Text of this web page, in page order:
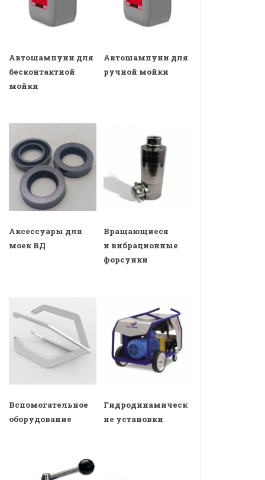
Автошампуни для
бесконтактной
мойки
Автошампуни для
ручной мойки
Аксессуары для
моек ВД
Вращающиеся
и вибрационные
форсунки
Вспомогательное
оборудование
Гидродинамическ
ие установки